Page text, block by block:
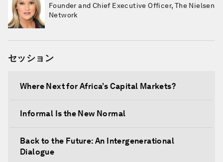
Founder and Chief Executive Officer, The Nielsen
Network
セッション
Where Next for Africa’s Capital Markets?
Informal Is the New Normal
Back to the Future: An Intergenerational
Dialogue